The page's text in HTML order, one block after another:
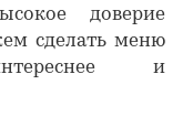
доверие
сделать меню
и